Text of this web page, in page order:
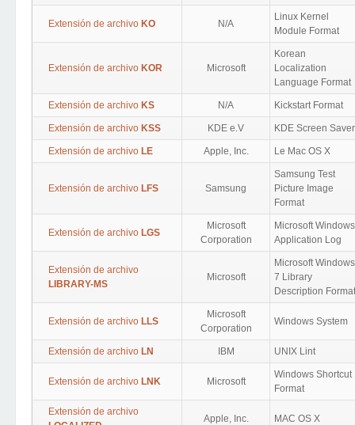
Extensión de archivo KO N/A
Linux Kernel
Module Format
Extensión de archivo KOR Microsoft
Korean
Localization
Language Format
Extensión de archivo KS N/A Kickstart Format
Extensión de archivo KSS KDE e.V KDE Screen Saver
Extensión de archivo LE Apple, Inc. Le Mac OS X
Extensión de archivo LFS Samsung
Samsung Test
Picture Image
Format
Extensión de archivo LGS
Microsoft
Corporation
Microsoft Windows
Application Log
Extensión de archivo
LIBRARY-MS
Microsoft
Microsoft Windows
7 Library
Description Format
Extensión de archivo LLS
Microsoft
Corporation
Windows System
Extensión de archivo LN IBM UNIX Lint
Extensión de archivo LNK Microsoft
Windows Shortcut
Format
Extensión de archivo
Apple, Inc. MAC OS X